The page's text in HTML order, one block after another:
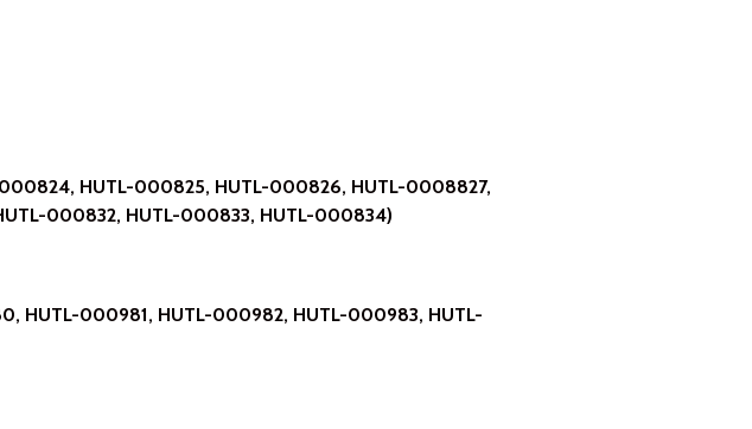
HUTL-000825, HUTL-000826, HUTL-0008827,
000832, HUTL-000833, HUTL-000834)
HUTL-000981, HUTL-000982, HUTL-000983, HUTL-